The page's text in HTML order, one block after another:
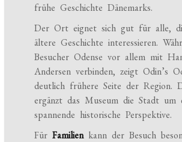
frühe Geschichte Dänemarks.
Der Ort eignet sich gut für alle,
ältere Geschichte interessieren.
Besucher Odense vor allem mit
Andersen verbinden, zeigt Odin’s
deutlich frühere Seite der Region.
ergänzt das Museum die Stadt um
spannende historische Perspektive.
FürFamilienkann der Besuch